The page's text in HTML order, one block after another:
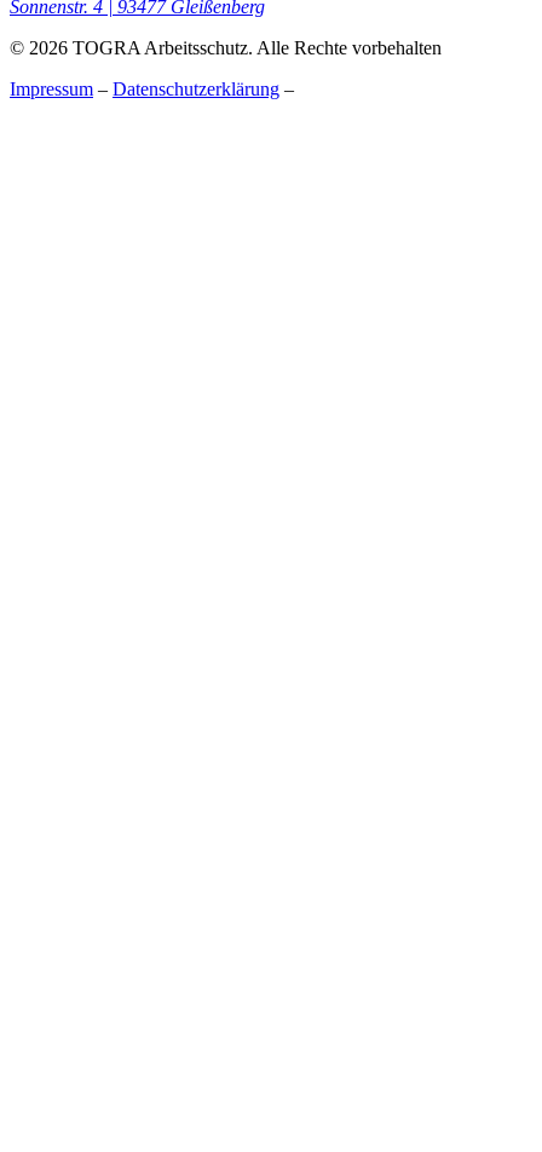
Sonnenstr. 4 | 93477 Gleißenberg
© 2026 TOGRA Arbeitsschutz. Alle Rechte vorbehalten
Impressum – Datenschutzerklärung –